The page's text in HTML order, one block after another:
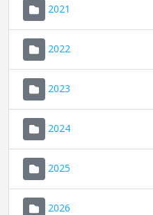
2021
2022
2023
2024
2025
2026